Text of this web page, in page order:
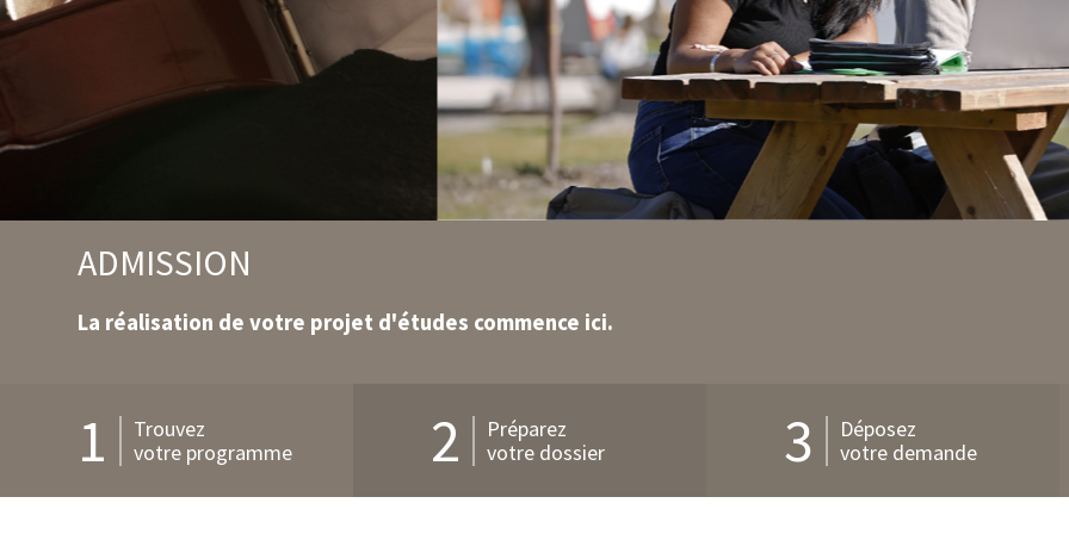
d'action
ADMISSION
La réalisation de votre projet d'études commence ici.
1
Trouvez
votre programme
2
Préparez
votre dossier
3
Déposez
votre demande